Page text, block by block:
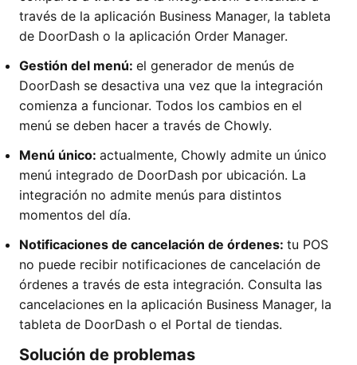
través de la aplicación Business Manager, la tableta
de DoorDash o la aplicación Order Manager.
Gestión del menú: el generador de menús de
DoorDash se desactiva una vez que la integración
comienza a funcionar. Todos los cambios en el
menú se deben hacer a través de Chowly.
Menú único: actualmente, Chowly admite un único
menú integrado de DoorDash por ubicación. La
integración no admite menús para distintos
momentos del día.
Notificaciones de cancelación de órdenes: tu POS
no puede recibir notificaciones de cancelación de
órdenes a través de esta integración. Consulta las
cancelaciones en la aplicación Business Manager, la
tableta de DoorDash o el Portal de tiendas.
Solución de problemas